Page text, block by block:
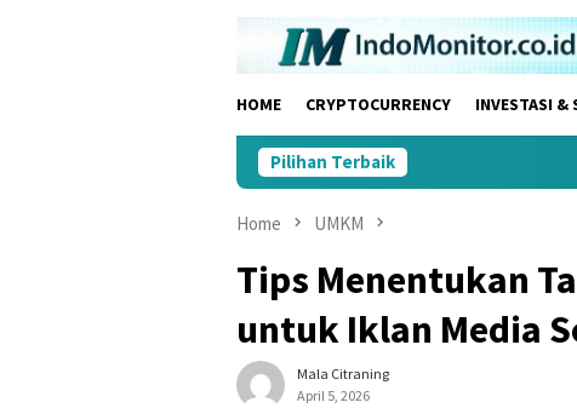
HOME CRYPTOCURRENCY INVESTASI &
Pilihan Terbaik
Home UMKM
Tips Menentukan
untuk Iklan Media
Mala Citraning
April 5, 2026